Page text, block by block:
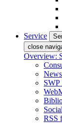
Service
close
Overview:
SWP
RSS